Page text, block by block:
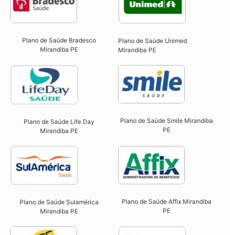
Plano de Saúde Bradesco
Mirandiba PE
Plano de Saúde Unimed
Mirandiba PE
Plano de Saúde Life Day
Mirandiba PE
Plano de Saúde Smile Mirandiba
PE​
Plano de Saúde Sulamérica
Mirandiba PE
Plano de Saúde Affix Mirandiba
PE​